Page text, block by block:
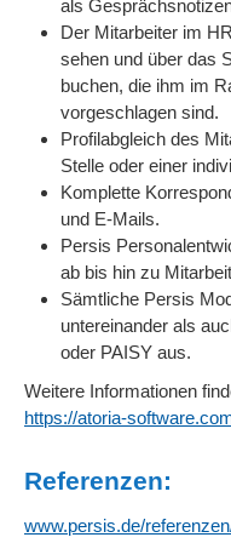
als
Der Mitarbeiter im
sehen und über das
buchen, die ihm im
vorgeschlagen sind.
Profilabgleich des
Stelle oder einer
Komplette
und E-Mails.
Persis
ab bis hin zu
Sämtliche Persis
untereinander als
oder PAISY aus.
Weitere Informationen
https://atoria-
Referenzen:
www.persis.de/